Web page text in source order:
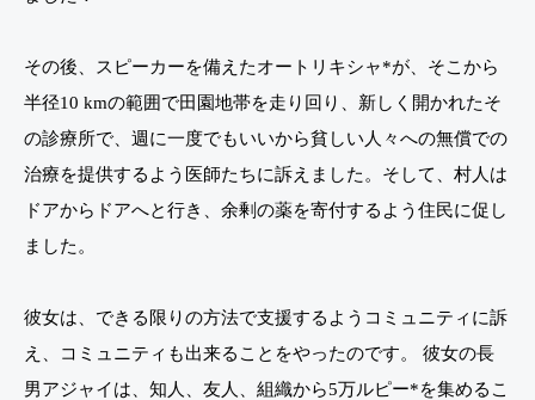
その後、スピーカーを備えたオートリキシャ*が、そこから
半径10 kmの範囲で田園地帯を走り回り、新しく開かれたそ
の診療所で、週に一度でもいいから貧しい人々への無償での
治療を提供するよう医師たちに訴えました。そして、村人は
ドアからドアへと行き、余剰の薬を寄付するよう住民に促し
ました。
彼女は、できる限りの方法で支援するようコミュニティに訴
え、コミュニティも出来ることをやったのです。 彼女の長
男アジャイは、知人、友人、組織から5万ルピー*を集めるこ